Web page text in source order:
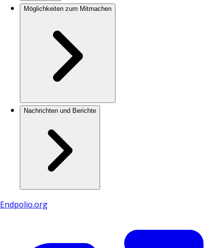
Möglichkeiten zum Mitmachen
Nachrichten und Berichte
Endpolio.org